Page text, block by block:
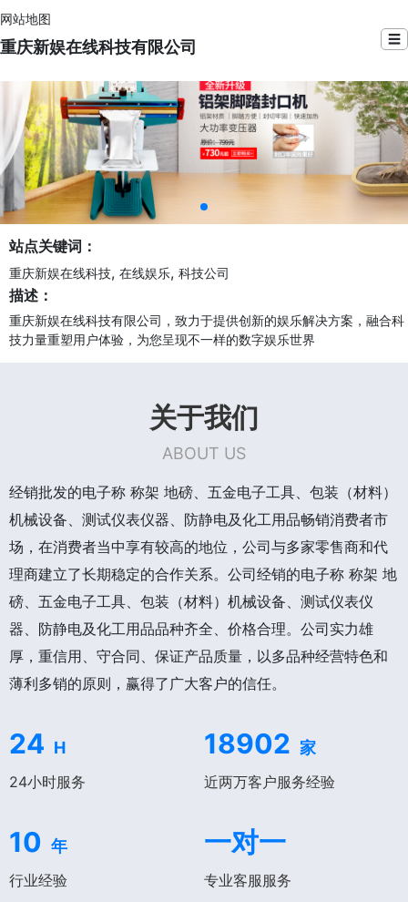
网站地图
重庆新娱在线科技有限公司 ☰
站点关键词：
重庆新娱在线科技, 在线娱乐, 科技公司
描述：
重庆新娱在线科技有限公司，致力于提供创新的娱乐解决方案，融合科
技力量重塑用户体验，为您呈现不一样的数字娱乐世界
关于我们
ABOUT US
经销批发的电子称 称架 地磅、五金电子工具、包装（材料）
机械设备、测试仪表仪器、防静电及化工用品畅销消费者市
场，在消费者当中享有较高的地位，公司与多家零售商和代
理商建立了长期稳定的合作关系。公司经销的电子称 称架 地
磅、五金电子工具、包装（材料）机械设备、测试仪表仪
器、防静电及化工用品品种齐全、价格合理。公司实力雄
厚，重信用、守合同、保证产品质量，以多品种经营特色和
薄利多销的原则，赢得了广大客户的信任。
24 H
24小时服务
18902 家
近两万客户服务经验
10 年
行业经验
一对一
专业客服服务